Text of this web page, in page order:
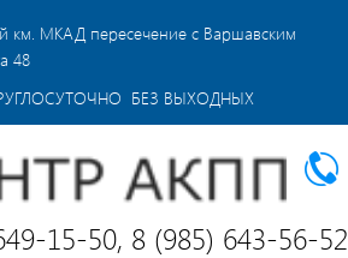
МКАД пересечение с Варшавским
48
БЕЗ ВЫХОДНЫХ
15-50, 8 (985) 643-56-52